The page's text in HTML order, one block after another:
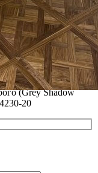
НА ПАРКЕТЕ.
ВОСКОМ
(45°) Дуб
(Grеy Shadow
20